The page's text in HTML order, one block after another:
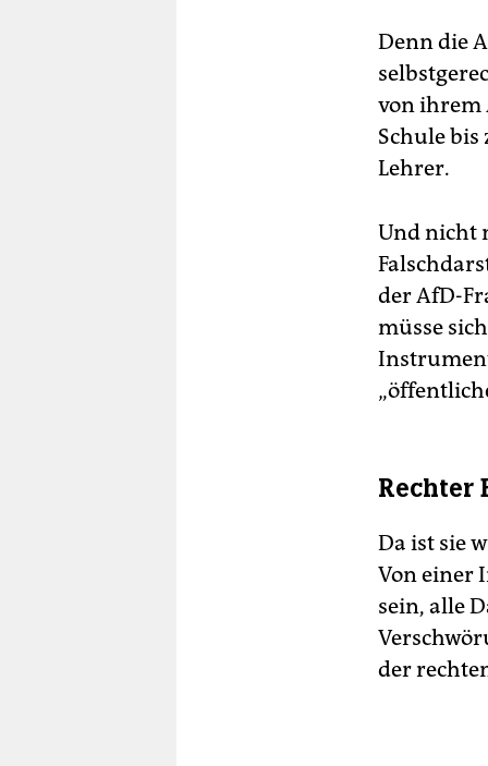
Denn die
von ihrem
Schule
Lehrer.
Und nicht
der AfD-
müsse
Rechter
Da ist sie
Von einer
sein, alle
der